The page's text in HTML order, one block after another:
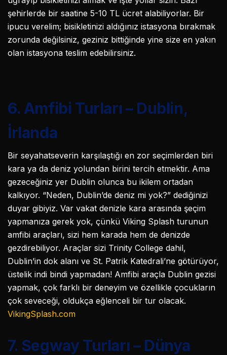
şehirlerde bir saatine 5-10 TL ücret alabiliyorlar. Bir
ipucu verelim; bisikletinizi aldığınız istasyona bırakmak
zorunda değilsiniz, geziniz bittiğinde yine size en yakın
olan istasyona teslim edebilirsiniz.
6. Amfibi Turları – Dublin,
İrlanda
Bir seyahatseverin karşılaştığı en zor seçimlerden biri
kara ya da deniz yolundan birini tercih etmektir. Ama
gezeceğiniz yer Dublin olunca bu ikilem ortadan
kalkıyor. “Neden, Dublin’de deniz mi yok?” dediğinizi
duyar gibiyiz. Var vakat denizle kara arasında şeçim
yapmanıza gerek yok, çünkü Viking Splash turunun
amfibi araçları, sizi hem karada hem de denizde
gezdirebiliyor. Araçlar sizi Trinity College dahil,
Dublin’in dok alanı ve St. Patrik Katedrali’ne götürüyor,
üstelik indi bindi yapmadan! Amfibi araçla Dublin gezisi
yapmak, çok farklı bir deneyim ve özellikle çocukların
çok seveceği, oldukça eğlenceli bir tur olacak.
VikingSplash.com
7. Segway Turları – Dünya